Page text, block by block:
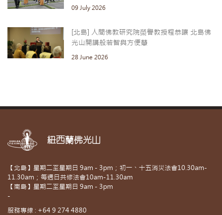
09 July 2026
[北島] 人間佛教研究院榮譽教授程恭讓 北島佛
光山開講般若智與方便慧
28 June 2026
紐西蘭佛光山
【北島】星期二至星期日 9am - 3pm；初一、十五消災法會10.30am-
11.30am；每週日共修法會10am-11.30am
【南島】星期二至星期日 9am - 3pm
-
服務專線 : +64 9 274 4880